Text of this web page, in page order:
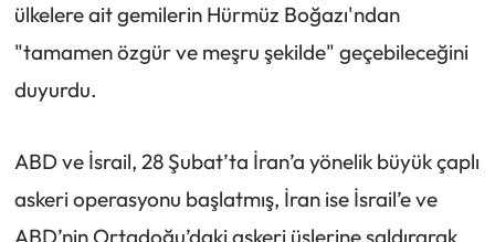
ülkelere ait gemilerin Hürmüz Boğazı'ndan
"tamamen özgür ve meşru şekilde" geçebileceğini
duyurdu.
ABD ve İsrail, 28 Şubat’ta İran’a yönelik büyük çaplı
askeri operasyonu başlatmış, İran ise İsrail’e ve
ABD’nin Ortadoğu’daki askeri üslerine saldırarak